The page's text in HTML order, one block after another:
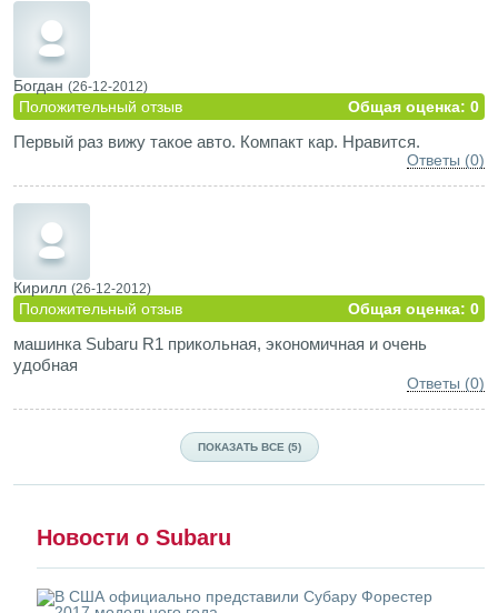
Богдан (26-12-2012)
Положительный отзыв Общая оценка: 0
Первый раз вижу такое авто. Компакт кар. Нравится.
Ответы (0)
Кирилл (26-12-2012)
Положительный отзыв Общая оценка: 0
машинка Subaru R1 прикольная, экономичная и очень
удобная
Ответы (0)
ПОКАЗАТЬ ВСЕ (5)
Новости о Subaru